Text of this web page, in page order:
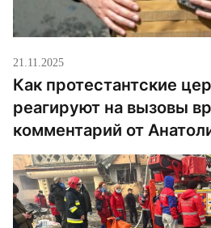
21.11.2025
Как протестантские
реагируют на вызовы
комментарий от